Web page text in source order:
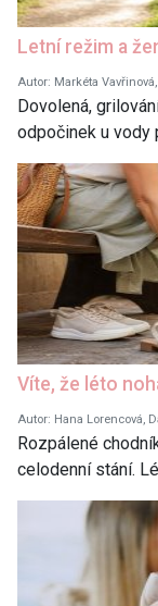
Letní režim a
Autor: Markéta
Dovolená,
odpočinek u vody
Víte, že léto
Autor: Hana Lorencová,
Rozpálené
celodenní stání.